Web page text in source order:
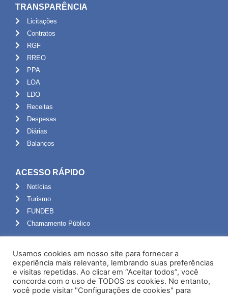
TRANSPARÊNCIA
Licitações
Contratos
RGF
RREO
PPA
LOA
LDO
Receitas
Despesas
Diárias
Balanços
ACESSO RÁPIDO
Notícias
Turismo
FUNDEB
Chamamento Público
Portal do Servidor
Webmail
Administração
Usamos cookies em nosso site para fornecer a
experiência mais relevante, lembrando suas preferências
e visitas repetidas. Ao clicar em “Aceitar todos”, você
concorda com o uso de TODOS os cookies. No entanto,
você pode visitar "Configurações de cookies" para